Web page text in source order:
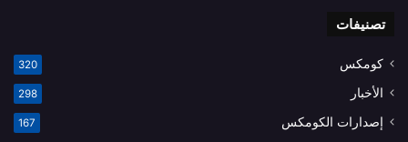
تصنيفات
كومكس 320
الأخبار 298
إصدارات الكومكس 167